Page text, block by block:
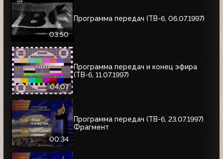
03:50
Программа передач (ТВ-6, 06.07.1997)
04:07
Программа передач и конец эфира
(ТВ-6, 11.07.1997)
00:34
Программа передач (ТВ-6, 23.07.1997)
Фрагмент